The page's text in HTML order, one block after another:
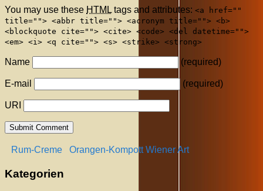
You may use these HTML tags and attributes: <a href=""
title=""> <abbr title=""> <acronym title=""> <b>
<blockquote cite=""> <cite> <code> <del datetime="">
<em> <i> <q cite=""> <s> <strike> <strong>
Name (required)
E-mail (required)
URI
Rum-Creme Orangen-Kompott Wiener Art
Kategorien